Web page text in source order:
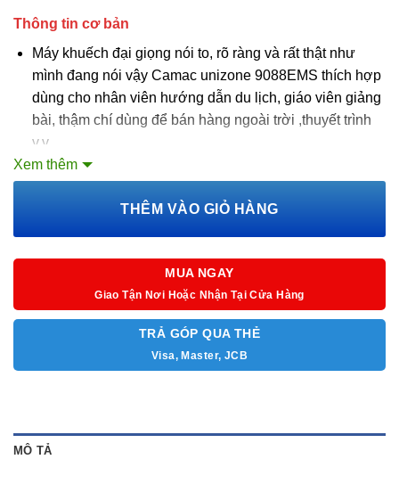
Thông tin cơ bản
Máy khuếch đại giọng nói to, rõ ràng và rất thật như
mình đang nói vậy Camac unizone 9088EMS thích hợp
dùng cho nhân viên hướng dẫn du lịch, giáo viên giảng
bài, thậm chí dùng để bán hàng ngoài trời ,thuyết trình
v.v..
tính dùng như 1 loa nghe nhạc thông thường
Máy trợ giảng hàn quốc camac unizone 9088EMS
chính hãng cho giáo viên được thiết kế mạch công
nghệ tiên tiến nhất và hiệu suất làm việc cao giúp Cải
thiện giảm hú âm thanh, xử lý tiềng ồn qua bộ lọc
Xem thêm
THÊM VÀO GIỎ HÀNG
MUA NGAY
Giao Tận Nơi Hoặc Nhận Tại Cửa Hàng
TRẢ GÓP QUA THẺ
Visa, Master, JCB
MÔ TẢ